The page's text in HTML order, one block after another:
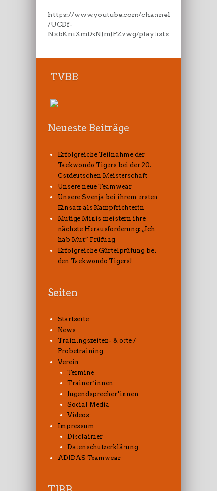
https://www.youtube.com/channel
/UCDf-
NxbKniXmDzNJmJPZvwg/playlists
TVBB
Neueste Beiträge
Erfolgreiche Teilnahme der
Taekwondo Tigers bei der 20.
Ostdeutschen Meisterschaft
Unsere neue Teamwear
Unsere Svenja bei ihrem ersten
Einsatz als Kampfrichterin
Mutige Minis meistern ihre
nächste Herausforderung: „Ich
hab Mut“ Prüfung
Erfolgreiche Gürtelprüfung bei
den Taekwondo Tigers!
Seiten
Startseite
News
Trainingszeiten- & orte /
Probetraining
Verein
Termine
Trainer*innen
Jugendsprecher*innen
Social Media
Videos
Impressum
Disclaimer
Datenschutzerklärung
ADIDAS Teamwear